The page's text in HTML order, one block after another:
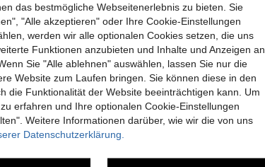
100 Stück Mini Super Klare Heißklebstoff-Sticks, 0,27 x 7,87 Zoll transparenter Heißklebstoff, glatt und klar, rauchfrei und geruchlos, starke Klebefähigkeit, kompatibel mit den meisten Klebepistolen, geeignet für DIY, Kunst, Handwerk, Versiegelung, Holzbearbeitung, Kunststoff, Stoff, Keramik. Es kann einen Unterschied von bis zu 5% bei der Anzahl der Arbeitspunkte für das Produkt-Werkzeug geben.
22 übrig
3,86€
das bestmögliche Webseitenerlebnis zu bieten. Sie
"Alle akzeptieren" oder Ihre Cookie-Einstellungen
werden wir alle optionalen Cookies setzen, die uns
Funktionen anzubieten und Inhalte und Anzeigen an
Sie "Alle ablehnen" auswählen, lassen Sie nur die
Website zum Laufen bringen. Sie können diese in den
die Funktionalität der Website beeinträchtigen kann. Um
erfahren und Ihre optionalen Cookie-Einstellungen
Weitere Informationen darüber, wie wir die von uns
Datenschutzerklärung.